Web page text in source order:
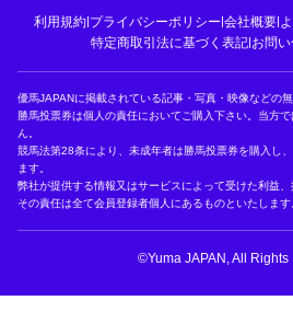
利用規約|プライバシーポリシー|会社概要|
特定商取引法に基づく表記|お問
優馬JAPANに掲載されている記事・写真・映像などの
勝馬投票券は個人の責任においてご購入下さい。当方
ん。
競馬法第28条により、未成年者は勝馬投票券を購入し
ます。
弊社が提供する情報又はサービスによって受けた利益、
その責任は全て会員登録者個人にあるものといたします
©Yuma JAPAN, All Rights